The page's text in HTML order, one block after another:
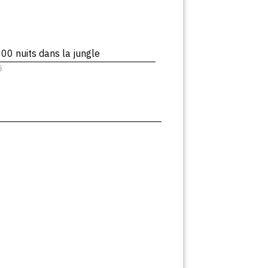
nuits dans la jungle